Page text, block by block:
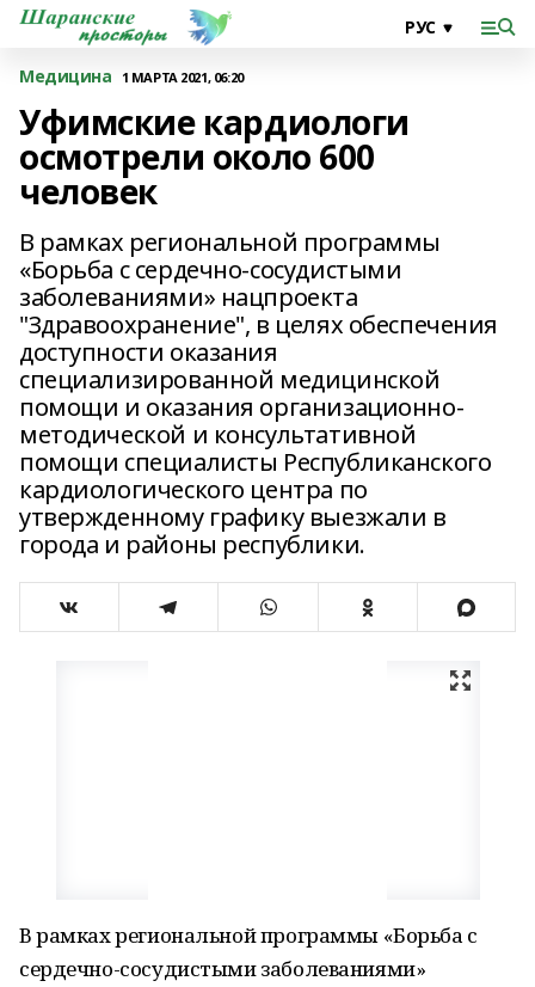
Медицина 1 МАРТА 2021, 06:20
Уфимские кардиологи
осмотрели около 600
человек
В рамках региональной программы
«Борьба с сердечно-сосудистыми
заболеваниями» нацпроекта
"Здравоохранение", в целях обеспечения
доступности оказания
специализированной медицинской
помощи и оказания организационно-
методической и консультативной
помощи специалисты Республиканского
кардиологического центра по
утвержденному графику выезжали в
города и районы республики.
В рамках региональной программы «Борьба с
сердечно-сосудистыми заболеваниями»